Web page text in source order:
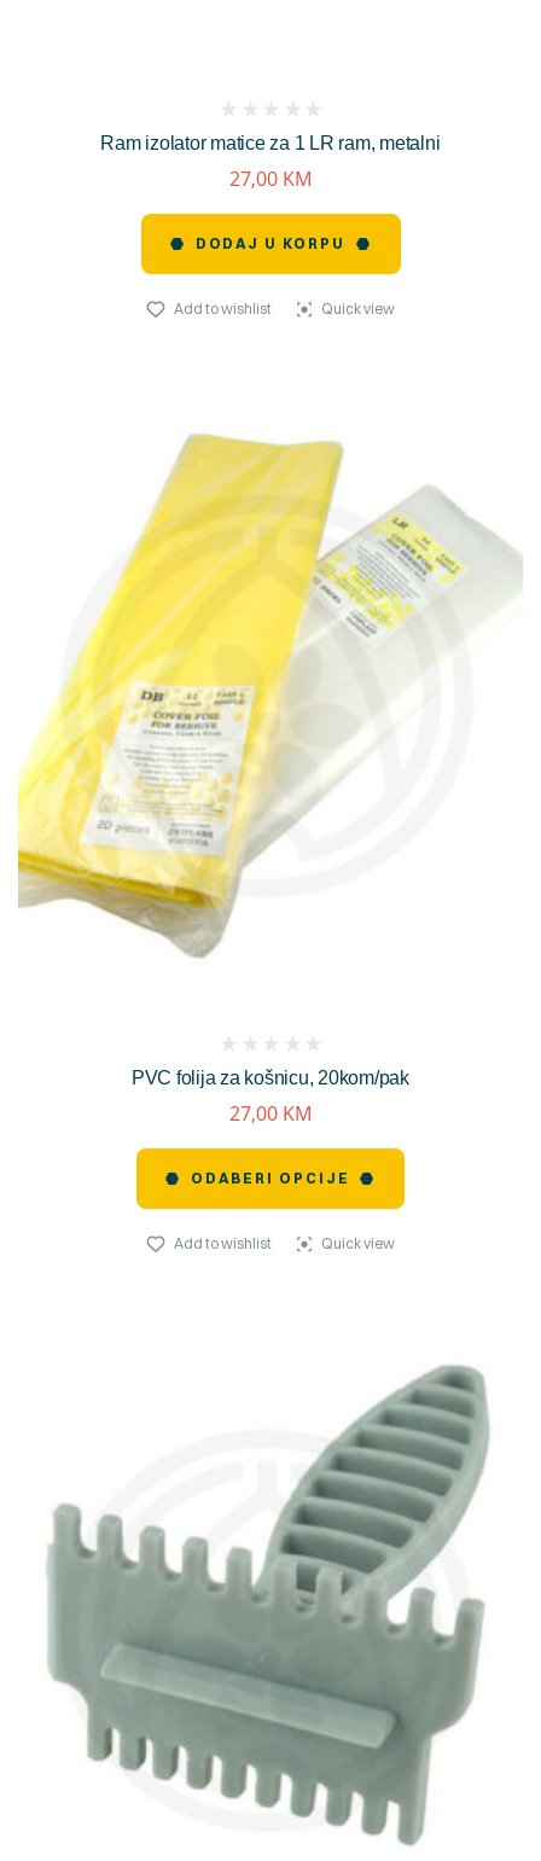
Ram izolator matice za 1 LR ram, metalni
reviews)
27,00 KM
DODAJ U KORPU
Add to wishlist Quick view
PVC folija za košnicu, 20kom/pak
reviews)
27,00 KM
ODABERI OPCIJE
Add to wishlist Quick view